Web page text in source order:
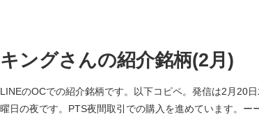
キングさんの紹介銘柄(2月)
LINEのOCでの紹介銘柄です。以下コピペ。発信は2月20日
曜日の夜です。PTS夜間取引での購入を進めています。ー